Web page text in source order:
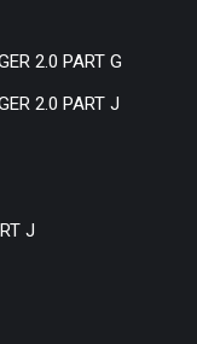
2.0 PART G
2.0 PART J
J